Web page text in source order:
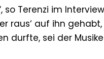
Terenzi im
raus‘ auf ihn
durfte, sei der